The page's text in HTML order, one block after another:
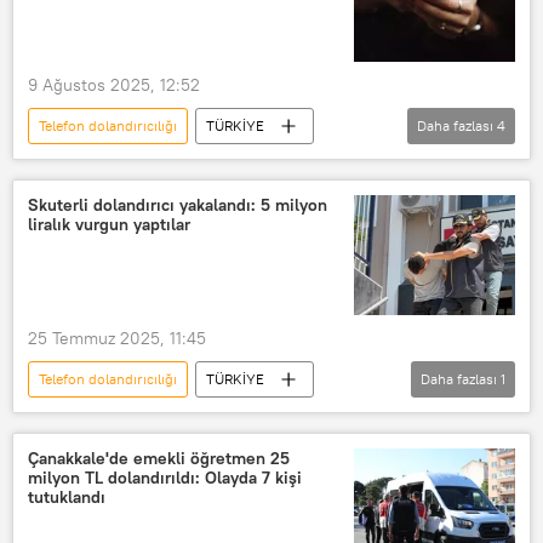
Nitelikli dolandırıcılık
9 Ağustos 2025, 12:52
Telefon dolandırıcılığı
TÜRKİYE
Dolandırıcılık
internet dolandırıcılığı
Nitelikli dolandırıcılık
e-dolandırıcılık
Daha fazlası 4
Skuterli dolandırıcı yakalandı: 5 milyon
liralık vurgun yaptılar
25 Temmuz 2025, 11:45
Telefon dolandırıcılığı
TÜRKİYE
Dolandırıcılık
Daha fazlası 1
Çanakkale'de emekli öğretmen 25
milyon TL dolandırıldı: Olayda 7 kişi
tutuklandı